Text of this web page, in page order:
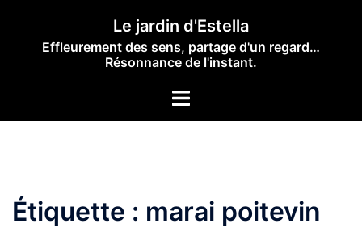
content
Le jardin d'Estella
Effleurement des sens, partage d'un regard…
Résonnance de l'instant.
Toggle
Étiquette : marai poitevin